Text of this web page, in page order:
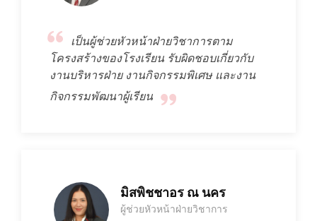
เป็นผู้ช่วยหัวหน้าฝ่ายวิชาการตาม
โครงสร้างของโรงเรียน รับผิดชอบเกี่ยวกับ
งานบริหารฝ่าย งานกิจกรรมพิเศษ และงาน
กิจกรรมพัฒนาผู้เรียน
มิสพิชชาอร ณ นคร
ผู้ช่วยหัวหน้าฝ่ายวิชาการ